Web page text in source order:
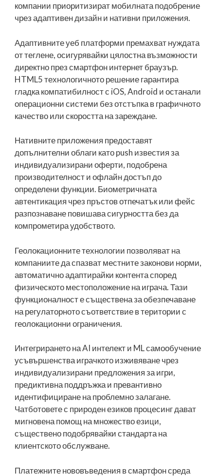
компании приоритизират мобилната подобрение
чрез адаптивен дизайн и нативни приложения.
Адаптивните уеб платформи премахват нуждата
от теглене, осигурявайки цялостна възможности
директно през смартфон интернет браузър.
HTML5 технологичното решение гарантира
гладка компатибилност с iOS, Android и останали
операционни системи без отстъпка в графичното
качество или скоростта на зареждане.
Нативните приложения предоставят
допълнителни облаги като push известия за
индивидуализирани оферти, подобрена
производителност и офлайн достъп до
определени функции. Биометричната
автентикация чрез пръстов отпечатък или фейс
разпознаване повишава сигурността без да
компрометира удобството.
Геолокационните технологии позволяват на
компаниите да спазват местните законови норми,
автоматично адаптирайки контента според
физическото местоположение на играча. Тази
функционалност е съществена за обезпечаване
на регулаторното съответствие в територии с
геолокационни ограничения.
Интегрирането на AI интелект и ML самообучение
усъвършенства играчкото изживяване чрез
индивидуализирани предложения за игри,
предиктивна поддръжка и превантивно
идентифициране на проблемно залагане.
Чатботовете с природен езиков процесинг дават
мигновена помощ на множество езици,
съществено подобрявайки стандарта на
клиентското обслужване.
Платежните нововъведения в смартфон среда